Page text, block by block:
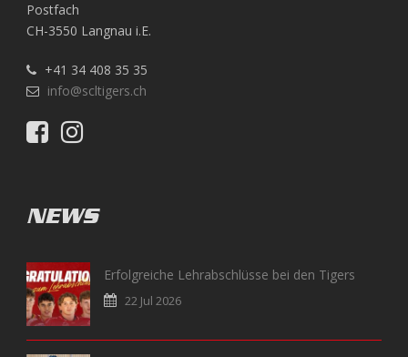
Postfach
CH-3550 Langnau i.E.
+41 34 408 35 35
info@scltigers.ch
NEWS
Erfolgreiche Lehrabschlüsse bei den Tigers
22 Jul 2026